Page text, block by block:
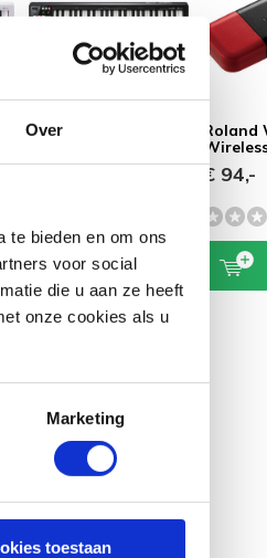
Over
te bieden en om ons
voor social
die u aan ze heeft
onze cookies als u
Marketing
toestaan
Roland A-49 BK -
Controller
Roland
€ 94,-